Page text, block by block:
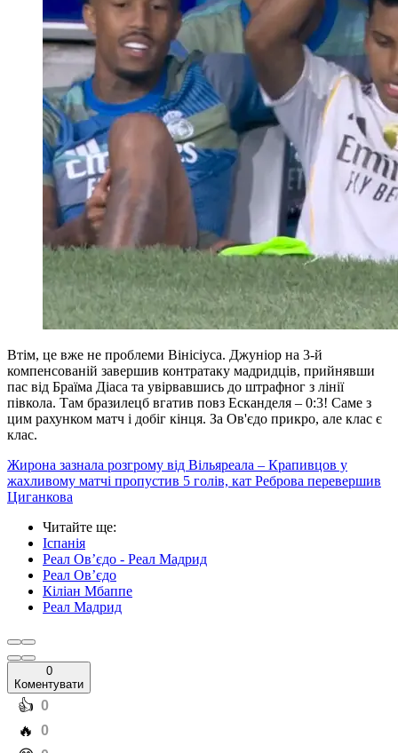
Втім, це вже не проблеми Вінісіуса. Джуніор на 3-й
компенсованій завершив контратаку мадридців, прийнявши
пас від Браїма Діаса та увірвавшись до штрафног з лінії
півкола. Там бразилецб вгатив повз Есканделя – 0:3! Саме з
цим рахунком матч і добіг кінця. За Ов'єдо прикро, але клас є
клас.
Жирона зазнала розгрому від Вільяреала – Крапивцов у
жахливому матчі пропустив 5 голів, кат Реброва перевершив
Циганкова
Читайте ще:
Іспанія
Реал Ов’єдо - Реал Мадрид
Реал Ов’єдо
Кіліан Мбаппе
Реал Мадрид
0
Коментувати
️👍 0
️🔥 0